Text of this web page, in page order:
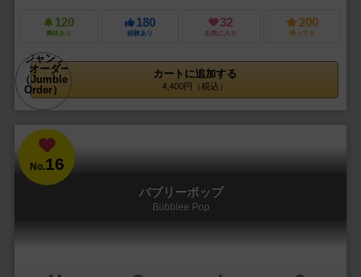
120
興味あり
180
経験あり
32
お気に入り
200
持ってる
カートに追加する
4,400円（税込）
No.16
バブリーポップ
Bubblee Pop